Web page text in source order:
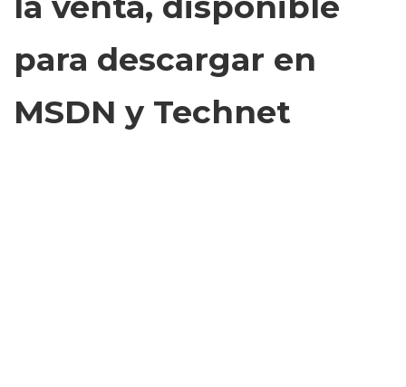
para descargar en
MSDN y Technet